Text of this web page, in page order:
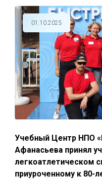
01.10.2025
Учебный Центр НПО
Афанасьева принял
легкоатлетическом
приуроченному к 80-